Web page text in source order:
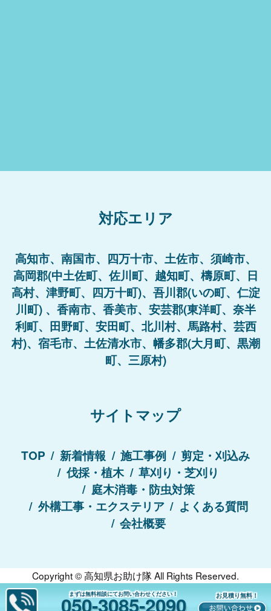
対応エリア
高知市、南国市、四万十市、土佐市、須崎市、
高岡郡(中土佐町、佐川町、越知町、檮原町、日
高村、津野町、四万十町)、吾川郡(いの町、仁淀
川町) 、香南市、香美市、安芸郡(東洋町、奈半
利町、田野町、安田町、北川村、馬路村、芸西
村)、宿毛市、土佐清水市、幡多郡(大月町、黒潮
町、三原村)
サイトマップ
TOP 新着情報 施工事例
剪定・刈込み
伐採・植木
草刈り・芝刈り
庭木消毒・防虫対策
外構工事・エクステリア
よくある質問
会社概要
Copyright ©高知県お助け隊All Rights Reserved.
まずは無料相談にてお問い合わせください！
050-3085-2090 お見積り無料！